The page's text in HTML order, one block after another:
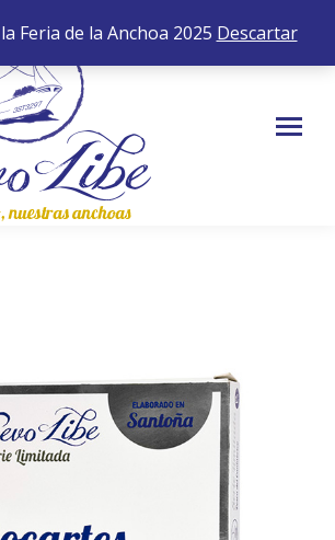
Feria de la Anchoa 2025 Descartar